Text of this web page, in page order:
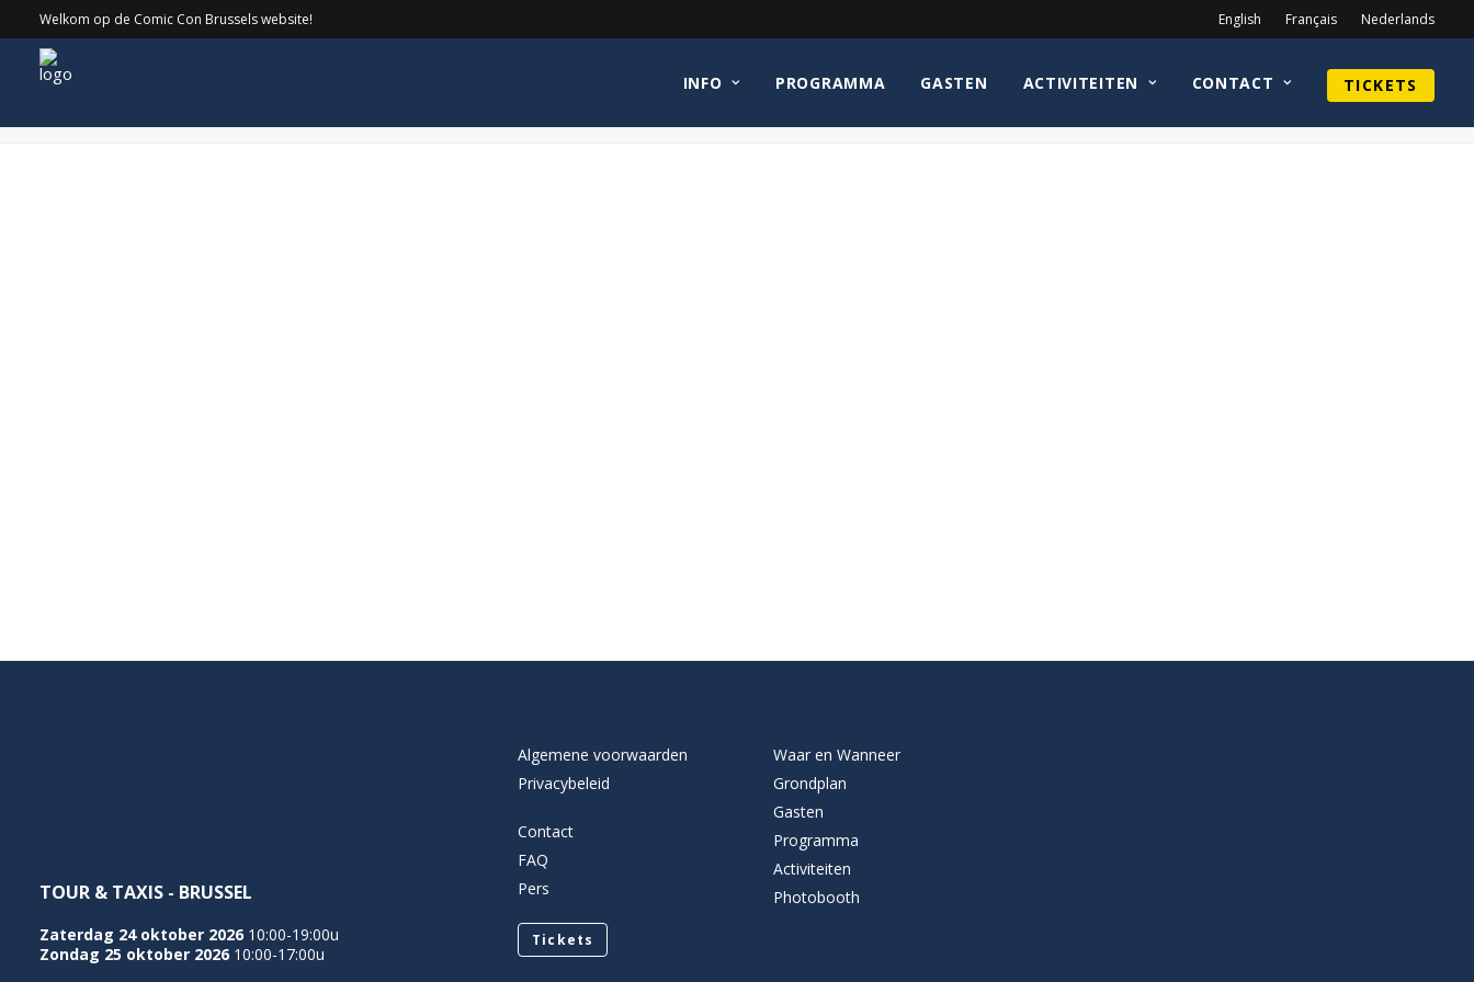
Welkom op de Comic Con Brussels website! English Français Nederlands
INFO PROGRAMMA GASTEN ACTIVITEITEN CONTACT TICKETS
CirkelnologoAnthonyDanielsWEB Home Sean Astin CirkelnologoAnthonyDanielsWEB
TOUR & TAXIS - BRUSSEL
Zaterdag 24 oktober 2026 10:00-19:00u
Zondag 25 oktober 2026 10:00-17:00u
Algemene voorwaarden
Privacybeleid
Contact
FAQ
Pers
Tickets
Waar en Wanneer
Grondplan
Gasten
Programma
Activiteiten
Photobooth